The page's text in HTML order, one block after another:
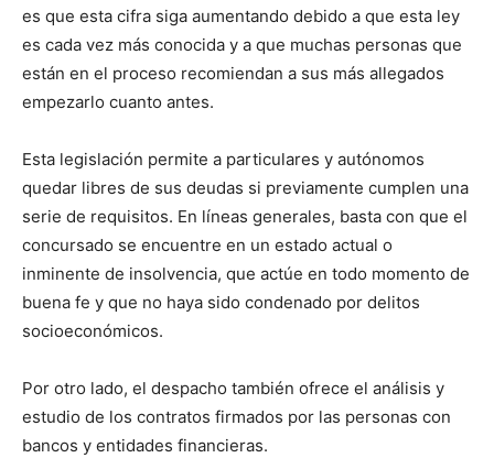
es que esta cifra siga aumentando debido a que esta ley
es cada vez más conocida y a que muchas personas que
están en el proceso recomiendan a sus más allegados
empezarlo cuanto antes.
Esta legislación permite a particulares y autónomos
quedar libres de sus deudas si previamente cumplen una
serie de requisitos. En líneas generales, basta con que el
concursado se encuentre en un estado actual o
inminente de insolvencia, que actúe en todo momento de
buena fe y que no haya sido condenado por delitos
socioeconómicos.
Por otro lado, el despacho también ofrece el análisis y
estudio de los contratos firmados por las personas con
bancos y entidades financieras.